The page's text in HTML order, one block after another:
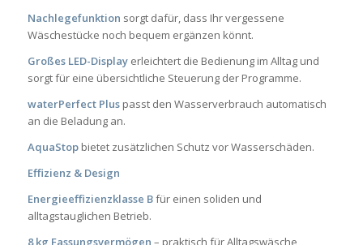
Nachlegefunktion sorgt dafür, dass Ihr vergessene
Wäschestücke noch bequem ergänzen könnt.
Großes LED-Displayerleichtert die Bedienung im Alltag und
sorgt für eine übersichtliche Steuerung der Programme.
waterPerfect Pluspasst den Wasserverbrauch automatisch
an die Beladung an.
AquaStopbietet zusätzlichen Schutz vor Wasserschäden.
Effizienz & Design
Energieeffizienzklasse Bfür einen soliden und
alltagstauglichen Betrieb.
8 kg Fassungsvermögen – praktisch für Alltagswäsche,